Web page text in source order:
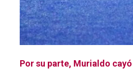
Por su parte, Murialdo